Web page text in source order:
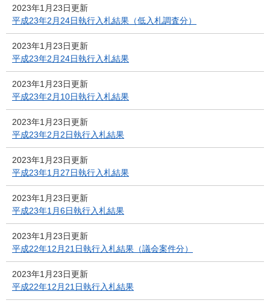
2023年1月23日更新
平成23年2月24日執行入札結果（低入札調査分）
2023年1月23日更新
平成23年2月24日執行入札結果
2023年1月23日更新
平成23年2月10日執行入札結果
2023年1月23日更新
平成23年2月2日執行入札結果
2023年1月23日更新
平成23年1月27日執行入札結果
2023年1月23日更新
平成23年1月6日執行入札結果
2023年1月23日更新
平成22年12月21日執行入札結果（議会案件分）
2023年1月23日更新
平成22年12月21日執行入札結果